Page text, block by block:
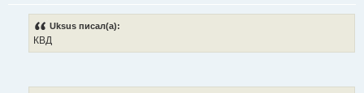
Uksus писал(а):
КВД